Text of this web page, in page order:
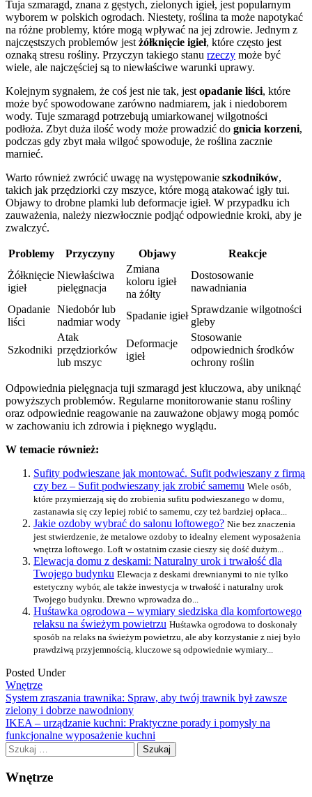
Tuja szmaragd, znana z gęstych, zielonych igieł, jest popularnym
wyborem w polskich ogrodach. Niestety, roślina ta może napotykać
na różne problemy, które mogą wpływać na jej zdrowie. Jednym z
najczęstszych problemów jest żółknięcie igieł, które często jest
oznaką stresu rośliny. Przyczyn takiego stanu rzeczy może być
wiele, ale najczęściej są to niewłaściwe warunki uprawy.
Kolejnym sygnałem, że coś jest nie tak, jest opadanie liści, które
może być spowodowane zarówno nadmiarem, jak i niedoborem
wody. Tuje szmaragd potrzebują umiarkowanej wilgotności
podłoża. Zbyt duża ilość wody może prowadzić do gnicia korzeni,
podczas gdy zbyt mała wilgoć spowoduje, że roślina zacznie
marnieć.
Warto również zwrócić uwagę na występowanie szkodników,
takich jak przędziorki czy mszyce, które mogą atakować igły tui.
Objawy to drobne plamki lub deformacje igieł. W przypadku ich
zauważenia, należy niezwłocznie podjąć odpowiednie kroki, aby je
zwalczyć.
Problemy Przyczyny Objawy
Reakcje
Żółknięcie
igieł
Niewłaściwa
pielęgnacja
Zmiana
koloru igieł
na żółty
Dostosowanie
nawadniania
Opadanie
liści
Niedobór lub
nadmiar wody
Spadanie igieł
Sprawdzanie wilgotności
gleby
Szkodniki
Atak
przędziorków
lub mszyc
Deformacje
igieł
Stosowanie
odpowiednich środków
ochrony roślin
Odpowiednia pielęgnacja tuji szmaragd jest kluczowa, aby uniknąć
powyższych problemów. Regularne monitorowanie stanu rośliny
oraz odpowiednie reagowanie na zauważone objawy mogą pomóc
w zachowaniu ich zdrowia i pięknego wyglądu.
W temacie również:
Sufity podwieszane jak montować. Sufit podwieszany z firmą
czy bez – Sufit podwieszany jak zrobić samemu Wiele osób,
które przymierzają się do zrobienia sufitu podwieszanego w domu,
zastanawia się czy lepiej robić to samemu, czy też bardziej opłaca...
Jakie ozdoby wybrać do salonu loftowego? Nie bez znaczenia
jest stwierdzenie, że metalowe ozdoby to idealny element wyposażenia
wnętrza loftowego. Loft w ostatnim czasie cieszy się dość dużym...
Elewacja domu z deskami: Naturalny urok i trwałość dla
Twojego budynku Elewacja z deskami drewnianymi to nie tylko
estetyczny wybór, ale także inwestycja w trwałość i naturalny urok
Twojego budynku. Drewno wprowadza do...
Huśtawka ogrodowa – wymiary siedziska dla komfortowego
relaksu na świeżym powietrzu Huśtawka ogrodowa to doskonały
sposób na relaks na świeżym powietrzu, ale aby korzystanie z niej było
prawdziwą przyjemnością, kluczowe są odpowiednie wymiary...
Posted Under
Wnętrze
Post
navigation
System zraszania trawnika: Spraw, aby twój trawnik był zawsze
zielony i dobrze nawodniony
IKEA – urządzanie kuchni: Praktyczne porady i pomysły na
funkcjonalne wyposażenie kuchni
Szukaj:
Wnętrze